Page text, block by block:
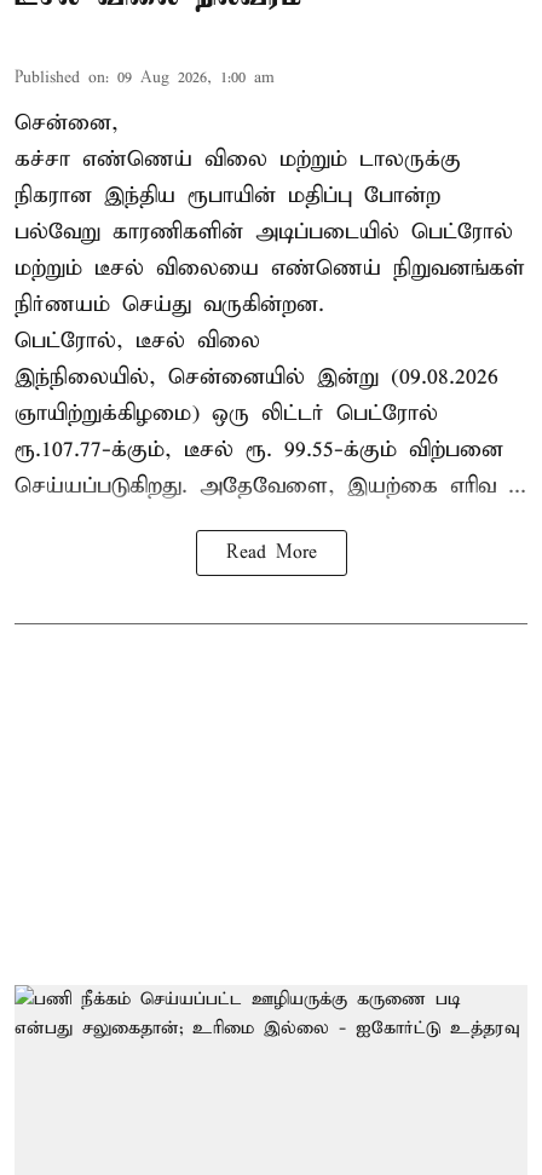
Published on: 09 Aug 2026, 1:00 am
சென்னை,
கச்சா எண்ணெய் விலை மற்றும் டாலருக்கு
நிகரான இந்திய ரூபாயின் மதிப்பு போன்ற
பல்வேறு காரணிகளின் அடிப்படையில் பெட்ரோல்
மற்றும் டீசல் விலையை எண்ணெய் நிறுவனங்கள்
நிர்ணயம் செய்து வருகின்றன.
பெட்ரோல், டீசல் விலை
இந்நிலையில், சென்னையில் இன்று (09.08.2026
ஞாயிற்றுக்கிழமை) ஒரு லிட்டர் பெட்ரோல்
ரூ.107.77-க்கும், டீசல் ரூ. 99.55-க்கும் விற்பனை
செய்யப்படுகிறது. அதேவேளை, இயற்கை எரிவ ...
Read More